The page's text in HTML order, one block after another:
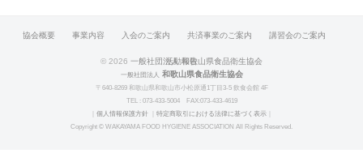
協会概要 事業内容 入会のご案内 共済事業のご案内 講習会のご案内
活動報告
© 2026 一般社団法人 和歌山県食品衛生協会
一般社団法人 和歌山県食品衛生協会
〒640-8269 和歌山県和歌山市小松原通1丁目3-5 飲食会館 4F
TEL : 073-433-5004 FAX:073-433-4619
個人情報保護方針 特定商取引における法律に基づく表示
Copyright © WAKAYAMA FOOD HYGIENE ASSOCIATION All Rights Reserved.